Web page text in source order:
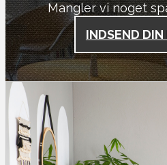
Mangler vi noget
INDSEND DIN